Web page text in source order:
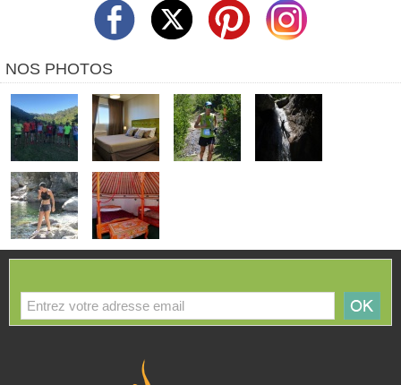
NOS PHOTOS